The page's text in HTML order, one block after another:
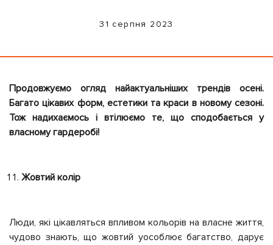
31 серпня 2023
Продовжуємо огляд найактуальніших трендів осені.
Багато цікавих форм, естетики та краси в новому сезоні.
Тож надихаємось і втілюємо те, що сподобається у
власному гардеробі!
Жовтий колір
Люди, які цікавляться впливом кольорів на власне життя,
чудово знають, що жовтий уособлює багатство, дарує